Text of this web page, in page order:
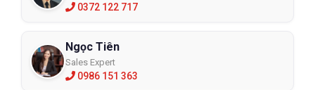
0372 122 717
Ngọc Tiên
Sales Expert
0986 151 363